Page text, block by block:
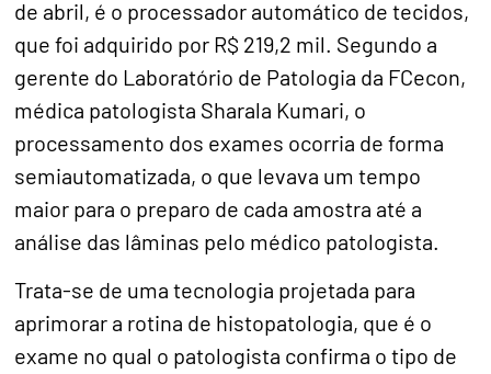
de abril, é o processador automático de tecidos,
que foi adquirido por R$ 219,2 mil. Segundo a
gerente do Laboratório de Patologia da FCecon,
médica patologista Sharala Kumari, o
processamento dos exames ocorria de forma
semiautomatizada, o que levava um tempo
maior para o preparo de cada amostra até a
análise das lâminas pelo médico patologista.
Trata-se de uma tecnologia projetada para
aprimorar a rotina de histopatologia, que é o
exame no qual o patologista confirma o tipo de